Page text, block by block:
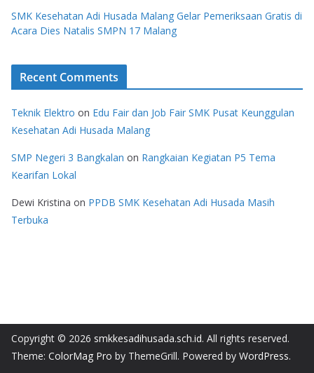
SMK Kesehatan Adi Husada Malang Gelar Pemeriksaan Gratis di
Acara Dies Natalis SMPN 17 Malang
Recent Comments
Teknik Elektro on Edu Fair dan Job Fair SMK Pusat Keunggulan
Kesehatan Adi Husada Malang
SMP Negeri 3 Bangkalan on Rangkaian Kegiatan P5 Tema
Kearifan Lokal
Dewi Kristina on PPDB SMK Kesehatan Adi Husada Masih
Terbuka
Copyright © 2026 smkkesadihusada.sch.id. All rights reserved.
Theme: ColorMag Pro by ThemeGrill. Powered by WordPress.